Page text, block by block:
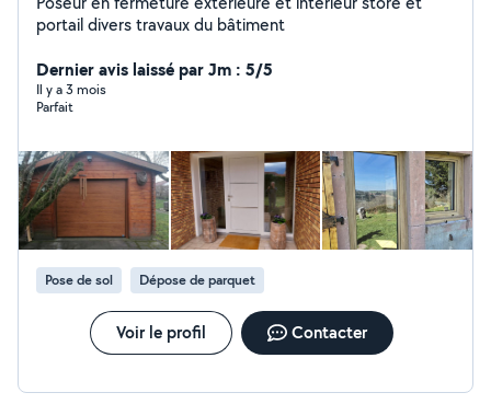
portail divers travaux du bâtiment
Dernier avis laissé par Jm : 5/5
Il y a 3 mois
Parfait
Pose de sol Dépose de parquet
Voir le profil Contacter